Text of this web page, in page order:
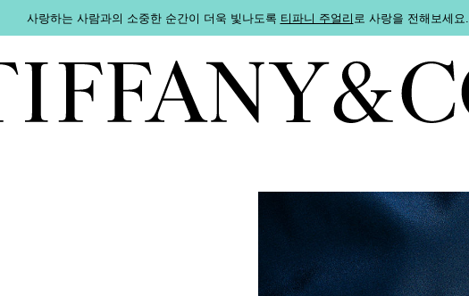
사랑하는 사람과의 소중한 순간이 더욱 빛나도록 티파니 주얼리로 사랑을 전해보세요.